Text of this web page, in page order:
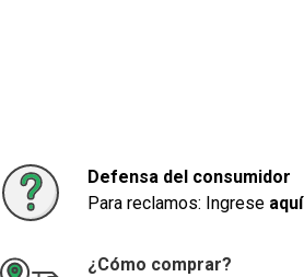
Defensa del consumidor
Para reclamos: Ingrese aquí
¿Cómo comprar?